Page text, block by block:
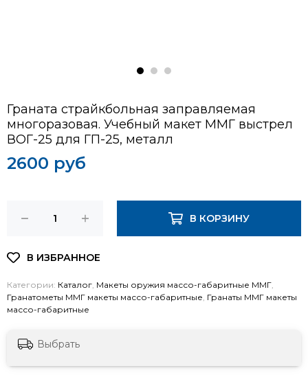
Граната страйкбольная заправляемая
многоразовая. Учебный макет ММГ выстрел
ВОГ-25 для ГП-25, металл
2600 руб
В КОРЗИНУ
Категории: Каталог, Макеты оружия массо-габаритные ММГ,
Гранатометы ММГ макеты массо-габаритные, Гранаты ММГ макеты
массо-габаритные
Выбрать